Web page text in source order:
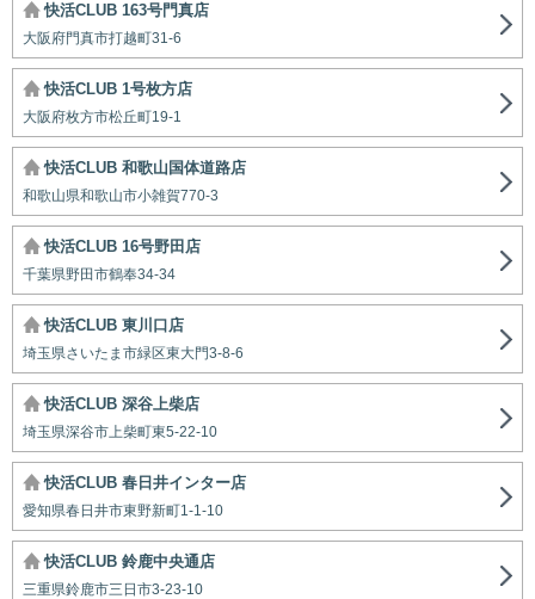
快活CLUB 163号門真店
大阪府門真市打越町31-6
快活CLUB 1号枚方店
大阪府枚方市松丘町19-1
快活CLUB 和歌山国体道路店
和歌山県和歌山市小雑賀770-3
快活CLUB 16号野田店
千葉県野田市鶴奉34-34
快活CLUB 東川口店
埼玉県さいたま市緑区東大門3-8-6
快活CLUB 深谷上柴店
埼玉県深谷市上柴町東5-22-10
快活CLUB 春日井インター店
愛知県春日井市東野新町1-1-10
快活CLUB 鈴鹿中央通店
三重県鈴鹿市三日市3-23-10